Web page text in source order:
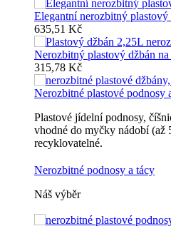
Elegantní nerozbitný
635,51 Kč
Nerozbitný plastový džbán
315,78 Kč
Nerozbitné plastové podnosy
Plastové jídelní podnosy,
vhodné do myčky nádobí
recyklovatelné.
Nerozbitné podnosy a tácy
Náš výběr